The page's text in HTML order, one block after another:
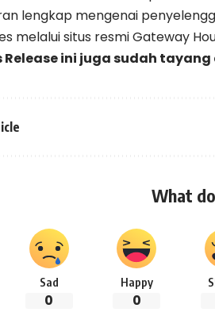
lengkap mengenai
melalui situs resmi Gateway
Release ini juga sudah tayang
What
Sad
0
Happy
0